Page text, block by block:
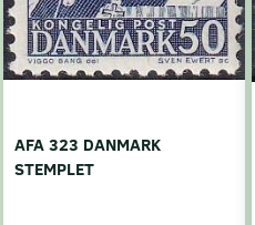
AFA 323 DANMARK
STEMPLET